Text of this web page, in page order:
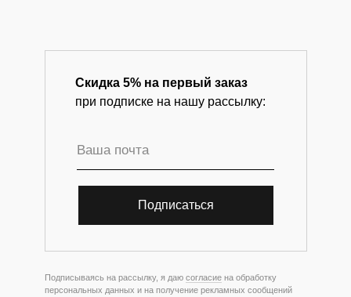
Скидка 5% на первый заказ
при подписке на нашу рассылку:
Подписываясь на рассылку, я даю согласие на обработку
персональных данных и на получение рекламных сообщений
Подписаться